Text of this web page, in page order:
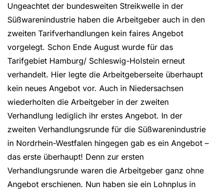
Ungeachtet der bundesweiten Streikwelle in der
Süßwarenindustrie haben die Arbeitgeber auch in den
zweiten Tarifverhandlungen kein faires Angebot
vorgelegt. Schon Ende August wurde für das
Tarifgebiet Hamburg/ Schleswig-Holstein erneut
verhandelt. Hier legte die Arbeitgeberseite überhaupt
kein neues Angebot vor. Auch in Niedersachsen
wiederholten die Arbeitgeber in der zweiten
Verhandlung lediglich ihr erstes Angebot. In der
zweiten Verhandlungsrunde für die Süßwarenindustrie
in Nordrhein-Westfalen hingegen gab es ein Angebot –
das erste überhaupt! Denn zur ersten
Verhandlungsrunde waren die Arbeitgeber ganz ohne
Angebot erschienen. Nun haben sie ein Lohnplus in